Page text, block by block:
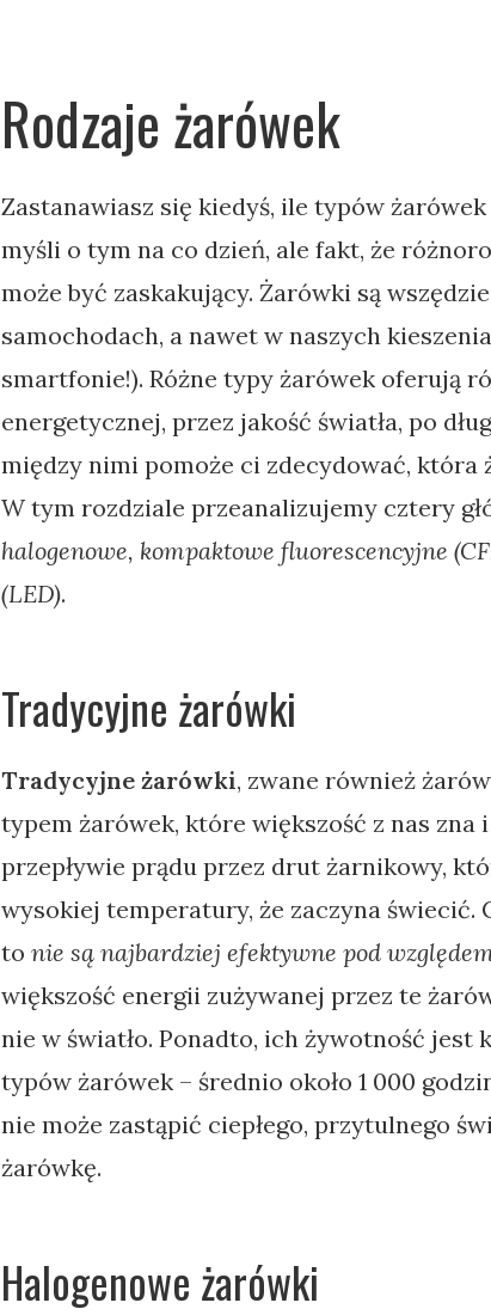
Rodzaje żarówek
Zastanawiasz się kiedyś, ile typów
myśli o tym na co dzień, ale fakt, że
może być zaskakujący. Żarówki są
samochodach, a nawet w naszych
smartfonie!). Różne typy żarówek oferują
energetycznej, przez jakość światła, po
między nimi pomoże ci zdecydować, która
W tym rozdziale przeanalizujemy cztery
halogenowe, kompaktowe fluorescencyjne
(LED).
Tradycyjne żarówki
Tradycyjne żarówki, zwane również
typem żarówek, które większość z nas zna
przepływie prądu przez drut żarnikowy,
wysokiej temperatury, że zaczyna świecić.
to nie są najbardziej efektywne pod
większość energii zużywanej przez te
nie w światło. Ponadto, ich żywotność
typów żarówek – średnio około 1 000
nie może zastąpić ciepłego, przytulnego
żarówkę.
Halogenowe żarówki